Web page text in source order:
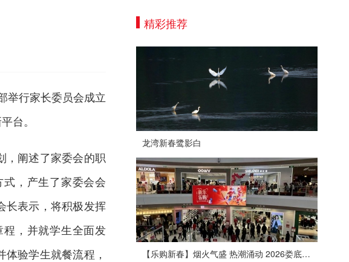
举行家长委员会成立
台。
，阐述了家委会的职
，产生了家委会会
长表示，将积极发挥
，并就学生全面发
验学生就餐流程，
精彩推荐
龙湾新春鹭影白
【乐购新春】烟火气盛 热潮涌动 2026娄底春节消费市场喜迎“开门红”